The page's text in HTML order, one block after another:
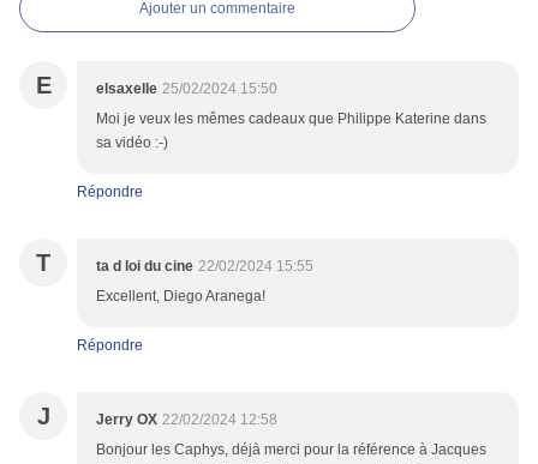
Ajouter un commentaire
E elsaxelle 25/02/2024 15:50
Moi je veux les mêmes cadeaux que Philippe Katerine dans
sa vidéo :-)
Répondre
T ta d loi du cine 22/02/2024 15:55
Excellent, Diego Aranega!
Répondre
J Jerry OX 22/02/2024 12:58
Bonjour les Caphys, déjà merci pour la référence à Jacques